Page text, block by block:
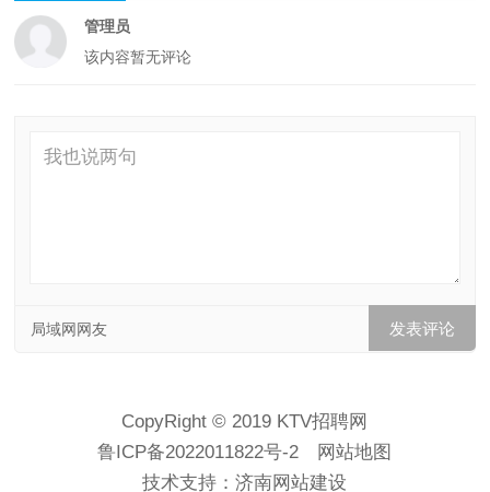
管理员
该内容暂无评论
局域网网友
CopyRight © 2019 KTV招聘网
鲁ICP备2022011822号-2
网站地图
技术支持：济南网站建设